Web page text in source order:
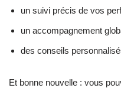
un suivi précis de vos
un accompagnement
des conseils
Et bonne nouvelle : vous